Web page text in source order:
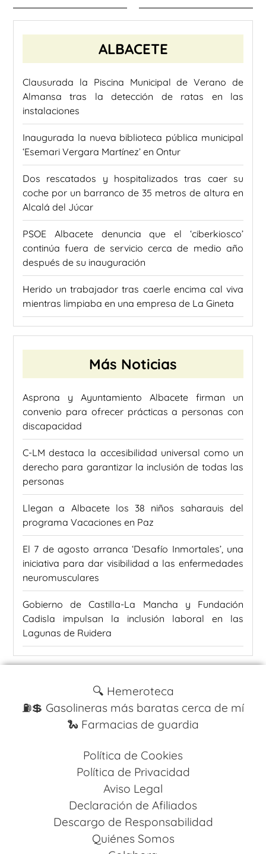
ALBACETE
Clausurada la Piscina Municipal de Verano de
Almansa tras la detección de ratas en las
instalaciones
Inaugurada la nueva biblioteca pública municipal
‘Esemari Vergara Martínez’ en Ontur
Dos rescatados y hospitalizados tras caer su
coche por un barranco de 35 metros de altura en
Alcalá del Júcar
PSOE Albacete denuncia que el ‘ciberkiosco’
continúa fuera de servicio cerca de medio año
después de su inauguración
Herido un trabajador tras caerle encima cal viva
mientras limpiaba en una empresa de La Gineta
Más Noticias
Asprona y Ayuntamiento Albacete firman un
convenio para ofrecer prácticas a personas con
discapacidad
C-LM destaca la accesibilidad universal como un
derecho para garantizar la inclusión de todas las
personas
Llegan a Albacete los 38 niños saharauis del
programa Vacaciones en Paz
El 7 de agosto arranca ‘Desafío Inmortales’, una
iniciativa para dar visibilidad a las enfermedades
neuromusculares
Gobierno de Castilla-La Mancha y Fundación
Cadisla impulsan la inclusión laboral en las
Lagunas de Ruidera
🔍 Hemeroteca
⛽️💲 Gasolineras más baratas cerca de mí
🐍 Farmacias de guardia
Política de Cookies
Política de Privacidad
Aviso Legal
Declaración de Afiliados
Descargo de Responsabilidad
Quiénes Somos